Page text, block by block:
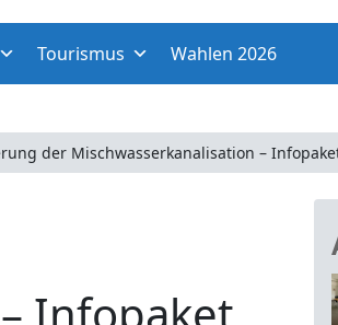
Tourismus Wahlen 2026
der Mischwasserkanalisation –
Infopaket